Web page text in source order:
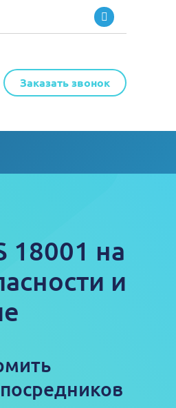
Заказать звонок
18001 на
и